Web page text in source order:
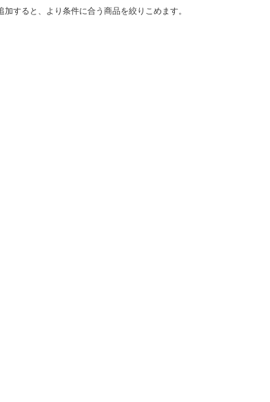
加すると、より条件に合う商品を絞りこめます。